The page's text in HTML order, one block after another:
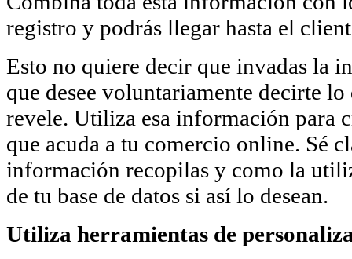
registro y podrás llegar hasta el
Esto no quiere decir que invadas la
que desee voluntariamente decirte
revele. Utiliza esa información para
que acuda a tu comercio online. Sé
información recopilas y como la
de tu base de datos si así lo desean.
Utiliza herramientas de